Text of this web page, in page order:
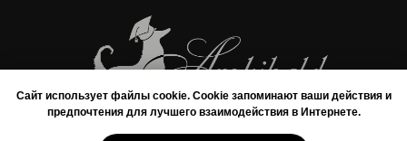
Груминг выполняется опытными стажерами
Услуги можно получить в любом зоосалоне
Арчибальд по адресам:
м. пр. Вернадского,пр. Вернадского 27/1
Сайт использует файлы cookie. Cookie запоминают ваши действия и
предпочтения для лучшего взаимодействия в Интернете.